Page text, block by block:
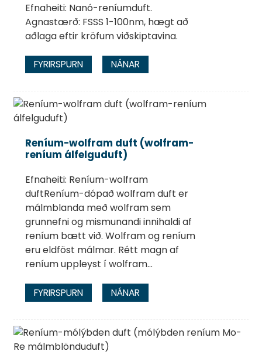
Efnaheiti: Nanó-reníumduft.
Agnastærð: FSSS 1-100nm, hægt að
aðlaga eftir kröfum viðskiptavina.
FYRIRSPURN NÁNAR
Reníum-wolfram duft (wolfram-
reníum álfelguduft)
Efnaheiti: Reníum-wolfram
duftReníum-dópað wolfram duft er
málmblanda með wolfram sem
grunnefni og mismunandi innihaldi af
reníum bætt við. Wolfram og reníum
eru eldföst málmar. Rétt magn af
reníum uppleyst í wolfram...
FYRIRSPURN NÁNAR